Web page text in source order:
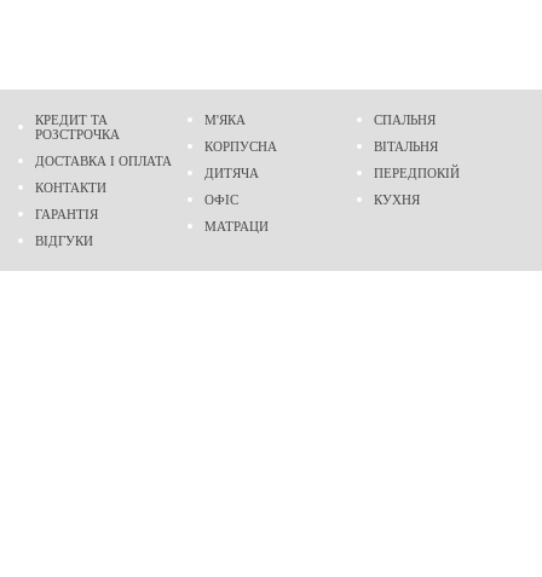
КРЕДИТ ТА
РОЗСТРОЧКА
ДОСТАВКА І ОПЛАТА
КОНТАКТИ
ГАРАНТІЯ
ВІДГУКИ
М'ЯКА
КОРПУСНА
ДИТЯЧА
ОФІС
МАТРАЦИ
СПАЛЬНЯ
ВІТАЛЬНЯ
ПЕРЕДПОКІЙ
КУХНЯ